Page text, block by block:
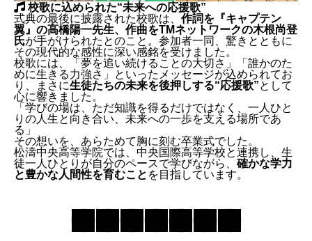
校歌に込められた“未来への応援歌”
式典の最後に披露された校歌は、 作詞を『キャプテン
翼』の高橋陽一先生、作曲をTMネットワークの木根尚登
氏が手がけられたとのこと。参加者一同、驚きとともに
その現代的な感性に深い感銘を受けました。
校歌には、「夢を追い続けることの大切さ」「誰かのた
めに生きる力強さ」といったメッセージが込められてお
り、まさに生徒たちの未来を後押しする“応援歌”として
心に響きました。
「学びの場は、ただ知識を得るだけではなく、一人ひと
りの人生と向き合い、未来への一歩を支える場所であ
る」
その想いを、あらためて胸に刻む卒業式でした。
松濤中央高等学院では、中央国際高等学校と連携し、生
徒一人ひとりが自分のペースで学びながら、 確かな学力
と豊かな人間性を育むこと を目指しています。